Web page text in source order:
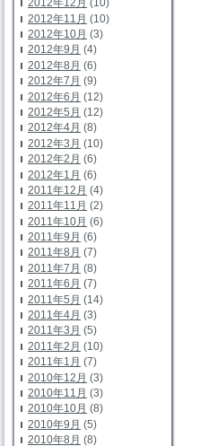
2012年12月 (10)
2012年11月 (10)
2012年10月 (3)
2012年9月 (4)
2012年8月 (6)
2012年7月 (9)
2012年6月 (12)
2012年5月 (12)
2012年4月 (8)
2012年3月 (10)
2012年2月 (6)
2012年1月 (6)
2011年12月 (4)
2011年11月 (2)
2011年10月 (6)
2011年9月 (6)
2011年8月 (7)
2011年7月 (8)
2011年6月 (7)
2011年5月 (14)
2011年4月 (3)
2011年3月 (5)
2011年2月 (10)
2011年1月 (7)
2010年12月 (3)
2010年11月 (3)
2010年10月 (8)
2010年9月 (5)
2010年8月 (8)